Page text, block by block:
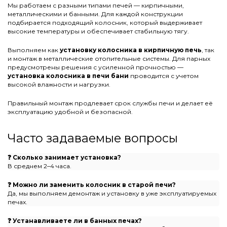
Мы работаем с разными типами печей — кирпичными,
металлическими и банными. Для каждой конструкции
подбирается подходящий колосник, который выдерживает
высокие температуры и обеспечивает стабильную тягу.
Выполняем как установку колосника в кирпичную печь, так
и монтаж в металлические отопительные системы. Для парных
предусмотрены решения с усиленной прочностью —
установка колосника в печи бани проводится с учетом
высокой влажности и нагрузки.
Правильный монтаж продлевает срок службы печи и делает её
эксплуатацию удобной и безопасной.
Часто задаваемые вопросы
❓ Сколько занимает установка?
В среднем 2–4 часа.
❓ Можно ли заменить колосник в старой печи?
Да, мы выполняем демонтаж и установку в уже эксплуатируемых
печах.
❓ Устанавливаете ли в банных печах?